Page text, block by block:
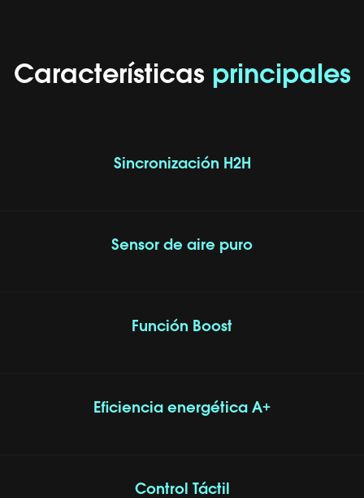
Características principales
Sincronización H2H
Sensor de aire puro
Función Boost
Eficiencia energética A+
Control Táctil